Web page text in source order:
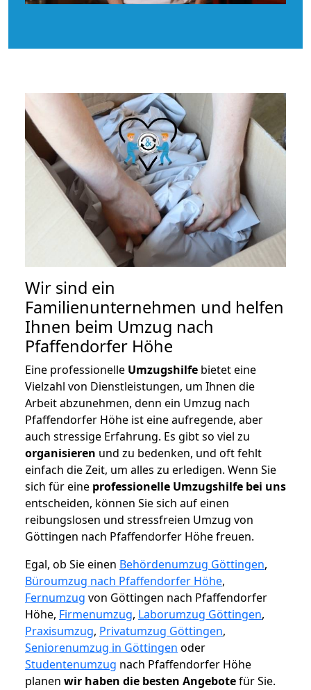
Wir sind ein
Familienunternehmen und helfen
Ihnen beim Umzug nach
Pfaffendorfer Höhe
Eine professionelle Umzugshilfe bietet eine
Vielzahl von Dienstleistungen, um Ihnen die
Arbeit abzunehmen, denn ein Umzug nach
Pfaffendorfer Höhe ist eine aufregende, aber
auch stressige Erfahrung. Es gibt so viel zu
organisieren und zu bedenken, und oft fehlt
einfach die Zeit, um alles zu erledigen. Wenn Sie
sich für eine professionelle Umzugshilfe bei uns
entscheiden, können Sie sich auf einen
reibungslosen und stressfreien Umzug von
Göttingen nach Pfaffendorfer Höhe freuen.
Egal, ob Sie einen Behördenumzug Göttingen,
Büroumzug nach Pfaffendorfer Höhe,
Fernumzug von Göttingen nach Pfaffendorfer
Höhe, Firmenumzug, Laborumzug Göttingen,
Praxisumzug, Privatumzug Göttingen,
Seniorenumzug in Göttingen oder
Studentenumzug nach Pfaffendorfer Höhe
planen wir haben die besten Angebotefür Sie.